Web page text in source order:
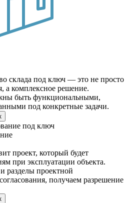
склада под ключ — это не просто
а комплексное решение.
быть функциональными,
под конкретные задачи.
проект, который будет
при эксплуатации объекта.
разделы проектной
получаем разрешение